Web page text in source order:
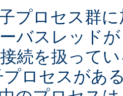
プロセス群
バスレッド
続を扱って
ロセスがあ